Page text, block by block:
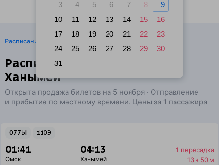
3
4 5 6 7 8
9
10
11 12 13 14 15
16
17
18 19 20 21 22
23
24
25 26 27 28 29
30
31
Расписание поездов
Расписание поездов Омск —
Ханымей
Открыта продажа билетов на 5 ноября · Отправление
и прибытие по местному времени. Цены за 1 пассажира
077Ы 110Э
01:41
Омск
04:13
Ханымей
1 пересадка
13 ч 50 м